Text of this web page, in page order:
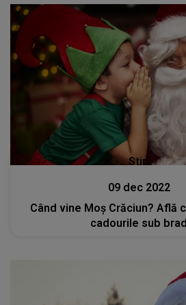
Stiri
09 dec 2022
Când vine Moș Crăciun? Află
cadourile sub brad